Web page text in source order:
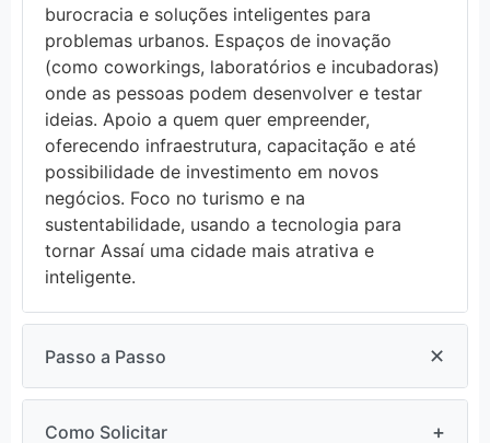
burocracia e soluções inteligentes para
problemas urbanos. Espaços de inovação
(como coworkings, laboratórios e incubadoras)
onde as pessoas podem desenvolver e testar
ideias. Apoio a quem quer empreender,
oferecendo infraestrutura, capacitação e até
possibilidade de investimento em novos
negócios. Foco no turismo e na
sustentabilidade, usando a tecnologia para
tornar Assaí uma cidade mais atrativa e
inteligente.
Passo a Passo ✕
1. Acesse o site:
Como Solicitar +